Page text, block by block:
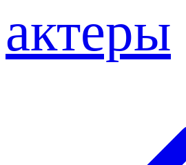
актеры